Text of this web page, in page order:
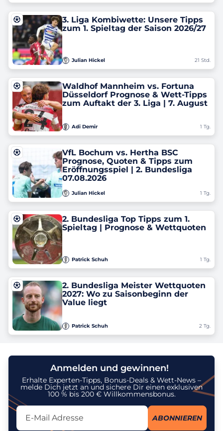
3. Liga Kombiwette: Unsere Tipps
zum 1. Spieltag der Saison 2026/27
Julian Hickel 21 Std.
Waldhof Mannheim vs. Fortuna
Düsseldorf Prognose & Wett-Tipps
zum Auftakt der 3. Liga | 7. August
Adi Demir 1 Tg.
VfL Bochum vs. Hertha BSC
Prognose, Quoten & Tipps zum
Eröffnungsspiel | 2. Bundesliga
07.08.2026
Julian Hickel 1 Tg.
2. Bundesliga Top Tipps zum 1.
Spieltag | Prognose & Wettquoten
Patrick Schuh 1 Tg.
2. Bundesliga Meister Wettquoten
2027: Wo zu Saisonbeginn der
Value liegt
Patrick Schuh 2 Tg.
Anmelden und gewinnen!
Erhalte Experten-Tipps, Bonus-Deals & Wett-News –
melde Dich jetzt an und sichere Dir einen exklusiven
100 % bis 200 € Willkommensbonus.
Lassen Sie dieses Feld leer
ABONNIEREN